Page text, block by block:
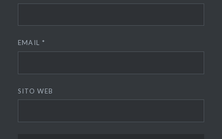
EMAIL *
SITO WEB